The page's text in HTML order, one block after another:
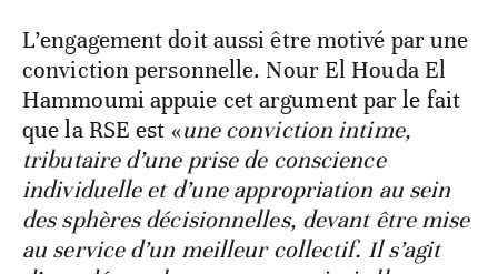
L’engagement doit aussi être motivé par une
conviction personnelle. Nour El Houda El
Hammoumi appuie cet argument par le fait
que la RSE est «une conviction intime,
tributaire d’une prise de conscience
individuelle et d’une appropriation au sein
des sphères décisionnelles, devant être mise
au service d’un meilleur collectif. Il s’agit